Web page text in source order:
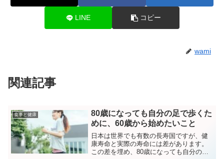
LINE コピー
wami
関連記事
食事と健康
80歳になっても自分の足で歩くた
めに、60歳から始めたいこと
日本は世界でも有数の長寿国ですが、健
康寿命と実際の寿命には差があります。
この差を埋め、80歳になっても自分の足